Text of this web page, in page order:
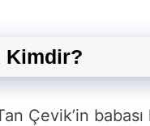
Kimdir?
Çevik’in